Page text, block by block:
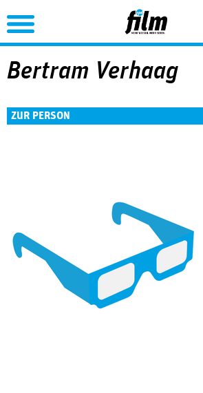
Jump to Navigation
Bertram Verhaag
ZUR PERSON